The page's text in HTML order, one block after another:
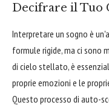
Decifrare il Tuo
Interpretare un sogno è
formule rigide, ma ci sono
di cielo stellato, è
proprie emozioni e le
Questo processo di auto-